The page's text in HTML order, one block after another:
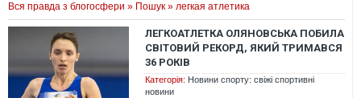
Вся правда з блогосфери » Пошук » легкая атлетика
ЛЕГКОАТЛЕТКА ОЛЯНОВСЬКА ПОБИЛА
СВІТОВИЙ РЕКОРД, ЯКИЙ ТРИМАВСЯ
36 РОКІВ
Категорія: Новини спорту: свіжі спортивні
новини